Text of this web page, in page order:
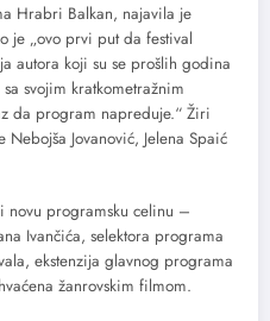
Hrabri Balkan, najavila je
je „ovo prvi put da festival
autora koji su se prošlih godina
svojim kratkometražnim
da program napreduje.“ Žiri
Jovanović, Jelena Spaić
novu programsku celinu –
Ivančića, selektora programa
ekstenzija glavnog programa
žanrovskim filmom.